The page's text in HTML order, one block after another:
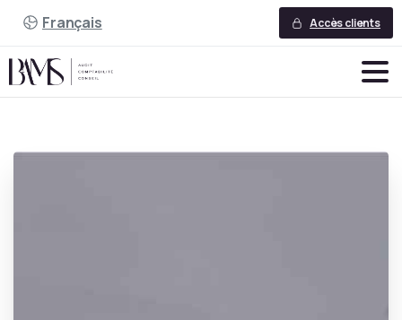
Français Accès clients